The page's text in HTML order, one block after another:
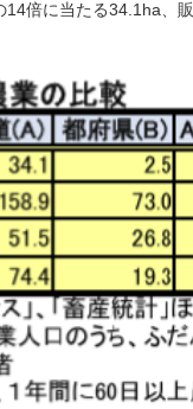
倍に当たる34.1ha、